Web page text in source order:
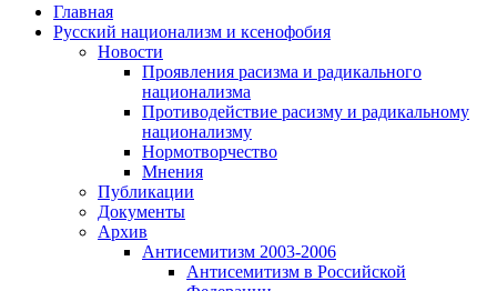
Главная
Русский национализм и ксенофобия
Новости
Проявления расизма и радикального
национализма
Противодействие расизму и радикальному
национализму
Нормотворчество
Мнения
Публикации
Документы
Архив
Антисемитизм 2003-2006
Антисемитизм в Российской